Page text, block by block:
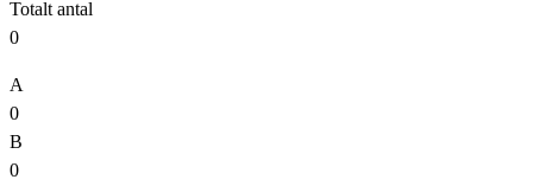
Totalt antal
0
A
0
B
0